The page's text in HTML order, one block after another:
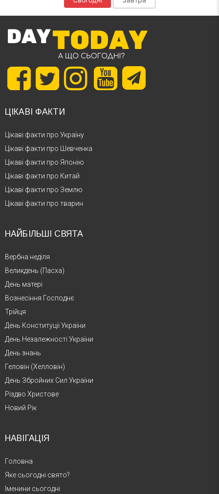
ЦІКАВІ ФАКТИ
Цікаві факти про Україну
Цікаві факти про Шевченка
Цікаві факти про Японію
Цікаві факти про Китай
Цікаві факти про Землю
Цікаві факти про тварин
НАЙБІЛЬШІ СВЯТА
Вербна неділя
Великдень (Пасха)
День матері
Вознесіння Господнє
Трійця
День Конституції України
День Незалежності України
День знань
Геловін (Хелловін)
День Збройних Сил України
Різдво Христове
Новий Рік
НАВІГАЦІЯ
Головна
Яке сьогодні свято?
Іменини сьогодні